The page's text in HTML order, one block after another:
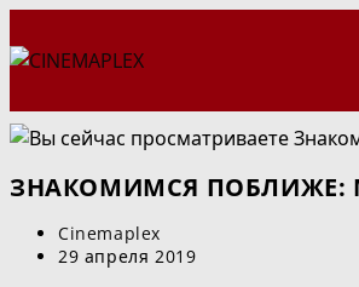
к
ЗНАКОМИМСЯ ПОБЛИЖЕ:
Автор
записи:
Cinemaplex
Запись
29 апреля 2019